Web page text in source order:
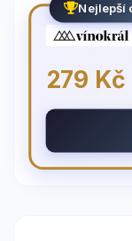
Nejlepší
279 Kč